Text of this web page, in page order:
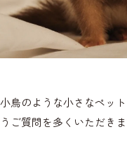
小鳥のような小さなペッ
ご質問を多くいただきま